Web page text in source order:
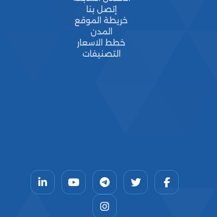
إتصل بنا
خريطة الموقع
المدن
خطط الاسعار
التصنيفات